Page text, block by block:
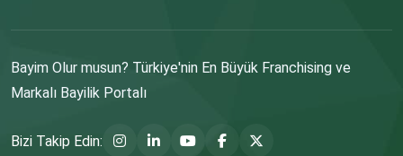
Bayim Olur musun? Türkiye'nin En Büyük Franchising ve
Markalı Bayilik Portalı
Bizi Takip Edin: